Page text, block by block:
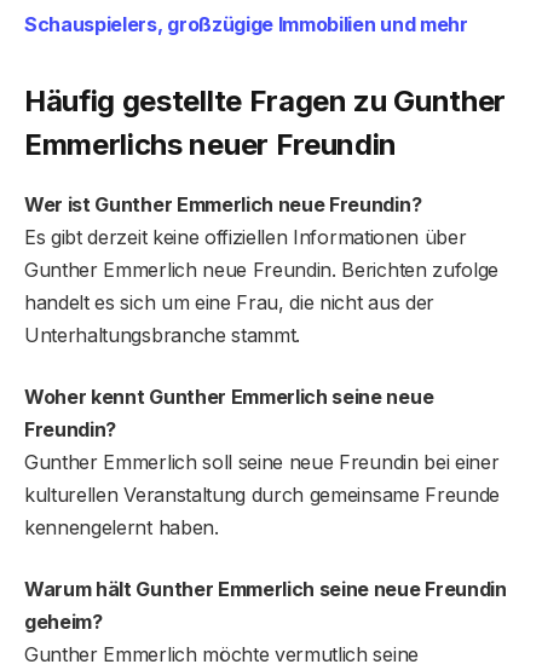
Schauspielers, großzügige Immobilien und mehr
Häufig gestellte Fragen zu Gunther
Emmerlichs neuer Freundin
Wer ist Gunther Emmerlich neue Freundin?
Es gibt derzeit keine offiziellen Informationen über
Gunther Emmerlich neue Freundin. Berichten zufolge
handelt es sich um eine Frau, die nicht aus der
Unterhaltungsbranche stammt.
Woher kennt Gunther Emmerlich seine neue
Freundin?
Gunther Emmerlich soll seine neue Freundin bei einer
kulturellen Veranstaltung durch gemeinsame Freunde
kennengelernt haben.
Warum hält Gunther Emmerlich seine neue Freundin
geheim?
Gunther Emmerlich möchte vermutlich seine